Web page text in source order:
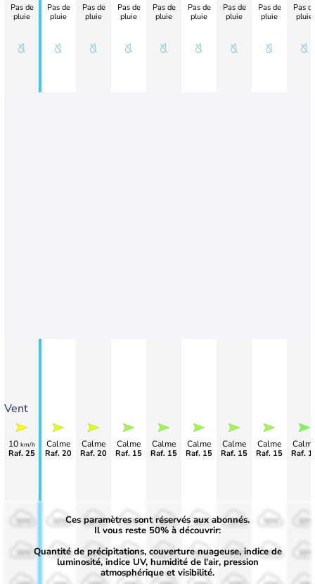
Vent
Pas de
pluie
10 km/h
Raf. 25
Pas de
pluie
Calme
Raf. 20
Pas de
pluie
Calme
Raf. 20
Pas de
pluie
Calme
Raf. 15
Pas de
pluie
Calme
Raf. 15
Pas de
pluie
Calme
Raf. 15
Pas de
pluie
Calme
Raf. 15
Pas de
pluie
Calme
Raf. 15
Pas
pluie
Raf.
50%
30%
50%
30%
50%
30%
50%
30%
50%
30%
50%
30%
50%
30%
Ces paramètres sont réservés aux abonnés.
Il vous reste 50% à découvrir:
Quantité de précipitations, couverture nuageuse, indice de
luminosité, indice UV, humidité de l'air, pression
atmosphérique et visibilité.